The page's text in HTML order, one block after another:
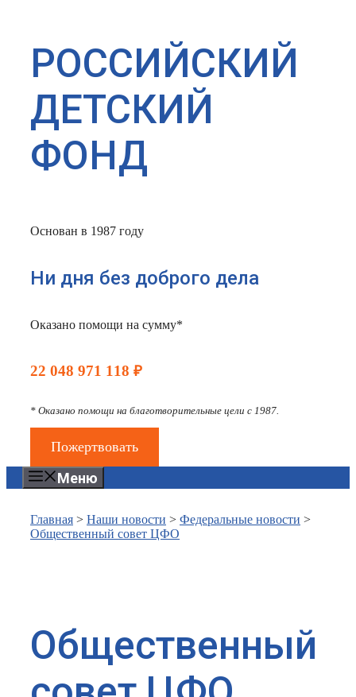
РОССИЙСКИЙ
ДЕТСКИЙ
ФОНД
Основан в 1987 году
Ни дня без доброго дела
Оказано помощи на сумму*
22 048 971 118 ₽
* Оказано помощи на благотворительные цели с 1987.
Пожертвовать
Меню
Главная > Наши новости > Федеральные новости >
Общественный совет ЦФО
Общественный